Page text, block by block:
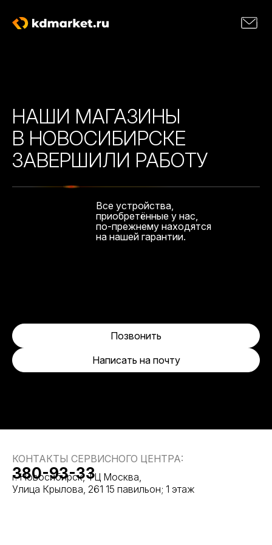
НАШИ МАГАЗИНЫ
В НОВОСИБИРСКЕ
ЗАВЕРШИЛИ РАБОТУ
Все устройства,
приобретённые у нас,
по-прежнему находятся
на нашей гарантии.
Написать на почту
Позвонить
КОНТАКТЫ СЕРВИСНОГО ЦЕНТРА:
г. Новосибирск, ТЦ Москва,
Улица Крылова, 261 15 павильон; 1 этаж
380-93-33